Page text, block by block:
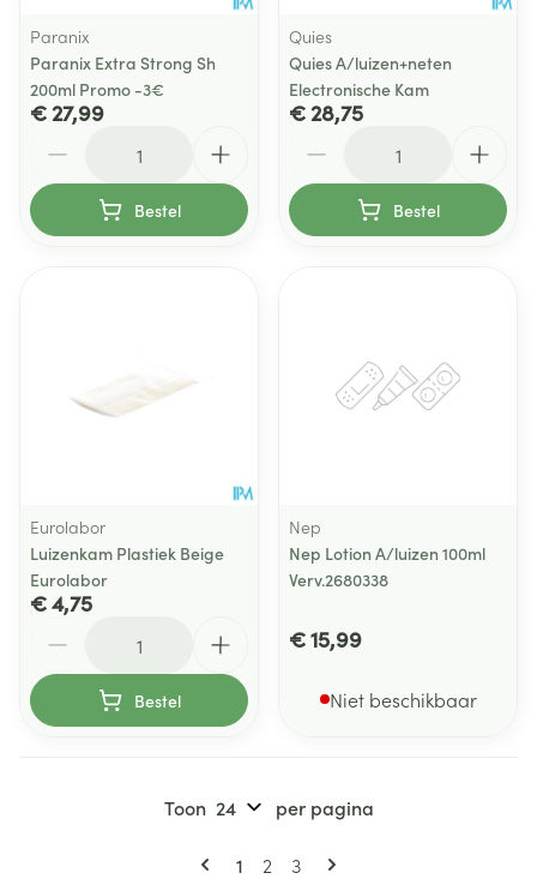
Paranix
Paranix Extra Strong Sh
200ml Promo -3€
€ 27,99
Bestel
Quies
Quies A/luizen+neten
Electronische Kam
€ 28,75
Bestel
Eurolabor
Luizenkam Plastiek Beige
Eurolabor
€ 4,75
Bestel
Nep
Nep Lotion A/luizen 100ml
Verv.2680338
€ 15,99
Niet beschikbaar
Pagina's
U lees momenteel pagina
1 Pagina
2 Pagina
3
Toon per pagina